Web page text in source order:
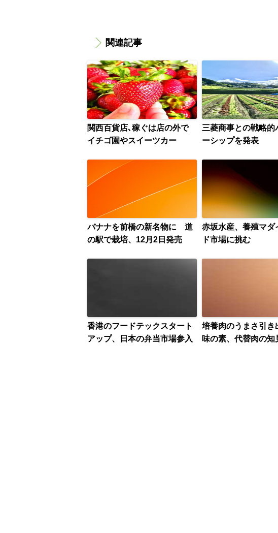
関連記事
関西百貨店､稼ぐは店の外で
イチゴ園やスイーツカー
三菱商事との戦略的
ーシップを発表
バナナを前橋の新名物に 道
の駅で栽培、12月2日発売
赤坂水産、養殖マダ
ド市場に挑む
香港のフードテックスタート
アップ、日本の弁当市場参入
培養肉のうまさ引
味の素、代替肉の知